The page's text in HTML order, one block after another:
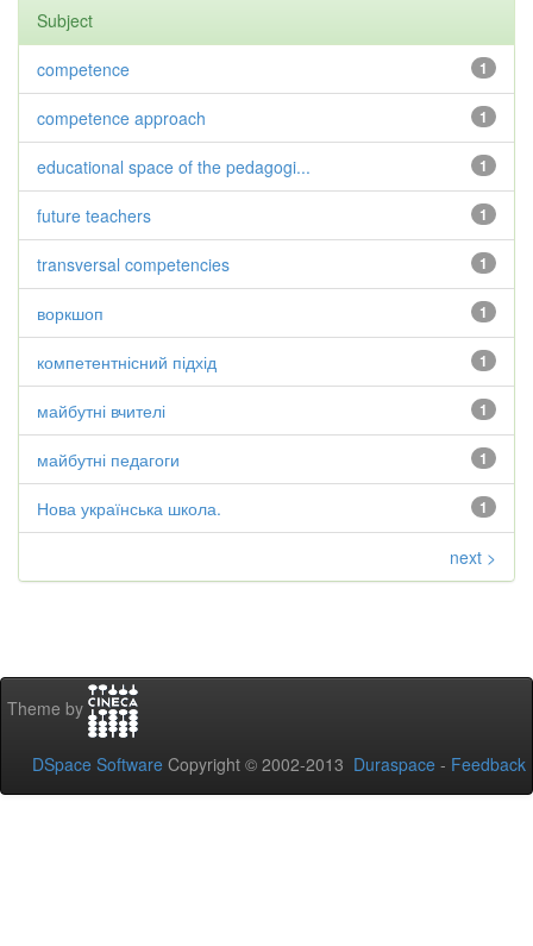
Subject
1
competence
1
competence approach
1
educational space of the pedagogi...
1
future teachers
1
transversal competencies
1
воркшоп
1
компетентнісний підхід
1
майбутні вчителі
1
майбутні педагоги
1
Нова українська школа.
next >
Theme by
DSpace Software Copyright © 2002-2013 Duraspace - Feedback